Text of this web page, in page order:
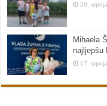
20.
Mihaela
najljepšu
17.